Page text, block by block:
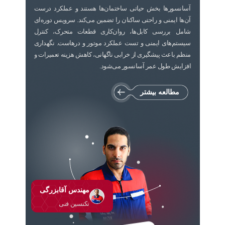
آیا تعمیر و نگهداری آسانسور برای آسانسورهای
قدیمی ضروری تر است؟
بزرگ تعیین می شود؟
چگونه می توان خدمات سرویس آسانسور را به
صرفه تر دریافت کرد؟
آیا سرویس اضطراری آسانسور به صرفه است؟
آسانسورها بخش حیاتی ساختمان‌ها هستند و عملکرد درست
آن‌ها ایمنی و راحتی ساکنان را تضمین می‌کند. سرویس دوره‌ای
شامل بررسی کابل‌ها، روان‌کاری قطعات متحرک، کنترل
سیستم‌های ایمنی و تست عملکرد موتور و درهاست. نگهداری
منظم باعث پیشگیری از خرابی ناگهانی، کاهش هزینه تعمیرات و
افزایش طول عمر آسانسور می‌شود.
مطالعه بیشتر
مهندس آقابزرگی
تکنسین فنی